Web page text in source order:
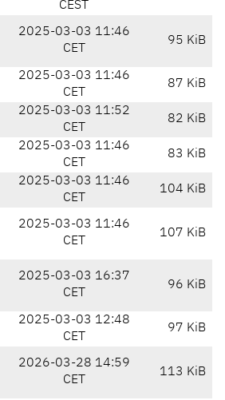
CEST
2025-03-03 11:46
CET
95 KiB
2025-03-03 11:46
CET
87 KiB
2025-03-03 11:52
CET
82 KiB
2025-03-03 11:46
CET
83 KiB
2025-03-03 11:46
CET
104 KiB
2025-03-03 11:46
CET
107 KiB
2025-03-03 16:37
CET
96 KiB
2025-03-03 12:48
CET
97 KiB
2026-03-28 14:59
CET
113 KiB